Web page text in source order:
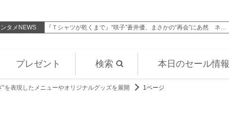
タメNEWS 『Ｔシャツが乾くまで』“咲子”蒼井優、まさかの“再会”にあ然 ネ…
プレゼント 検索 本日のセール情報
を表現したメニューやオリジナルグッズを展開 1ページ